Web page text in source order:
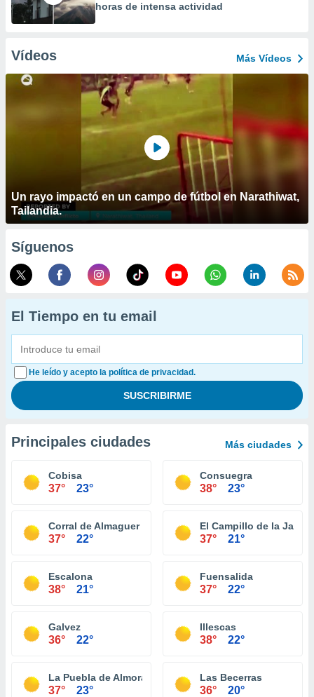
horas de intensa actividad
Vídeos Más Vídeos
Un rayo impactó en un campo de fútbol en Narathiwat,
Tailandia.
Síguenos
El Tiempo en tu email
He leído y acepto la política de privacidad.
Principales ciudades Más ciudades
Cobisa
37° 23°
Consuegra
38° 23°
Corral de Almaguer
37° 22°
El Campillo de la Jara
37° 21°
Escalona
38° 21°
Fuensalida
37° 22°
Galvez
36° 22°
Illescas
38° 22°
La Puebla de Almoradiel
37° 23°
Las Becerras
36° 20°